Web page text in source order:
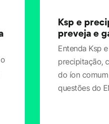
Ksp e
preveja e
Entenda Ksp
precipitação,
do íon
questões do